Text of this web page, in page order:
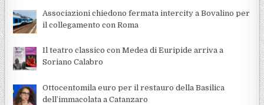
Associazioni chiedono fermata intercity a Bovalino per
il collegamento con Roma
Il teatro classico con Medea di Euripide arriva a
Soriano Calabro
Ottocentomila euro per il restauro della Basilica
dell’immacolata a Catanzaro